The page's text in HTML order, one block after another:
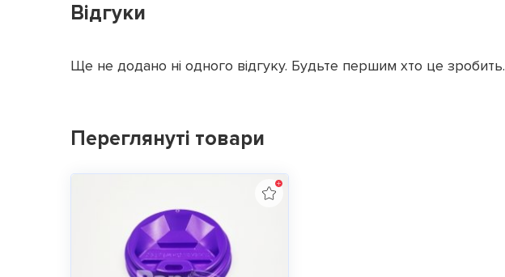
Відгуки
Ще не додано ні одного відгуку. Будьте першим хто це зробить.
Переглянуті товари